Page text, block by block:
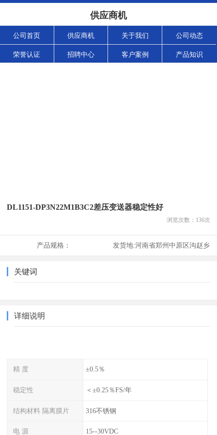
供应商机
公司首页 供应商机 关于我们 公司动态
荣誉认证 招聘中心 客户案例 产品知识
DL1151-DP3N22M1B3C2差压变送器稳定性好
浏览次数： 136次
产品规格： 发货地:河南省郑州中原区沟赵乡
关键词
详细说明
精 度 ±0.5％
稳定性 ＜±0.25％FS/年
结构材料 隔离膜片 316不锈钢
电 源 15--30VDC